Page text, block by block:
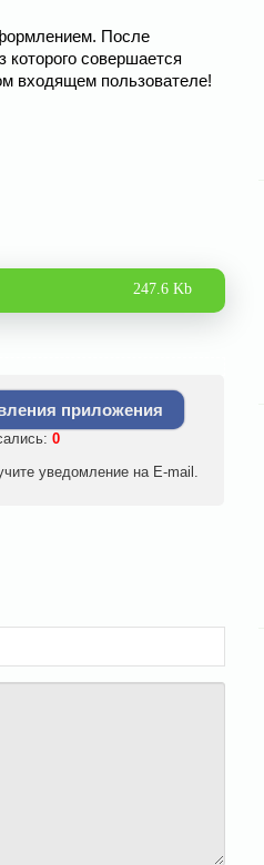
После
совершается
входящем пользователе!
247.6 Kb
приложения
0
уведомление на E-mail.